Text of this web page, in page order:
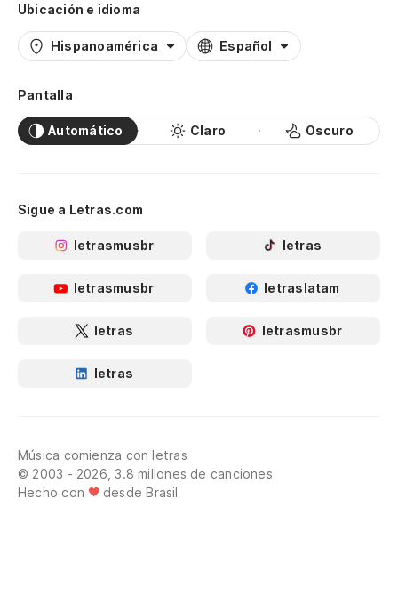
Ubicación e idioma
Hispanoamérica Español
Pantalla
Automático Claro Oscuro
Sigue a Letras.com
letrasmusbr letras
letrasmusbr letraslatam
letras letrasmusbr
letras
Música comienza con letras
© 2003 - 2026, 3.8 millones de canciones
Hecho con
desde Brasil